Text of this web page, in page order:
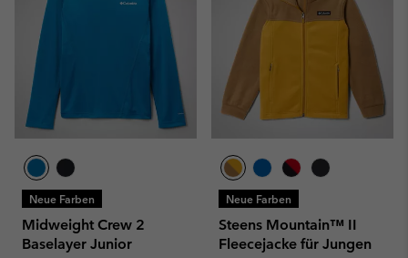
Neue Farben
Midweight Crew 2
Baselayer Junior
Neue Farben
Steens Mountain™ II
Fleecejacke für Jungen